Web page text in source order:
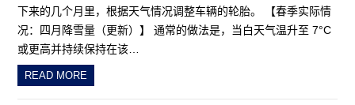
下来的几个月里，根据天气情况调整车辆的轮胎。 【春季实际情
况：四月降雪量（更新）】 通常的做法是，当白天气温升至 7°C
或更高并持续保持在该…
READ MORE